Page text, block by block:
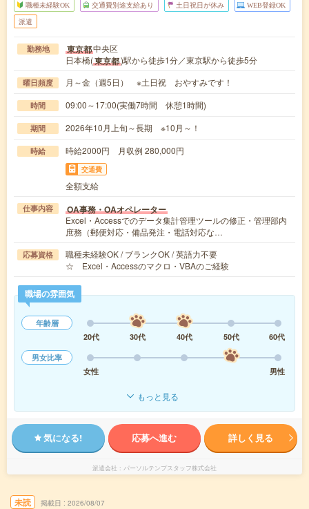
職種未経験OK 交通費別途支給あり 土日祝日が休み WEB登録OK
派遣
勤務地 東京都中央区
日本橋(東京都)駅から徒歩1分／東京駅から徒歩5分
曜日頻度 月～金（週5日） ※土日祝 おやすみです！
時間 09:00～17:00(実働7時間 休憩1時間)
期間 2026年10月上旬～長期 ※10月～！
時給 時給2000円 月収例 280,000円
交通費
全額支給
仕事内容 OA事務・OAオペレーター
Excel・Accessでのデータ集計管理ツールの修正・管理部内
庶務（郵便対応・備品発注・電話対応な…
応募資格
職種未経験OK / ブランクOK / 英語力不要
☆ Excel・Accessのマクロ・VBAのご経験
職場の雰囲気
年齢層
20代
30代 40代 50代
60代
男女比率
女性
男性
もっと見る
気になる! 応募へ進む 詳しく見る
派遣会社 パーソルテンプスタッフ株式会社
未読 掲載日 2026/08/07